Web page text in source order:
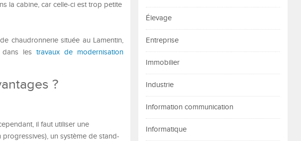
la cabine, car celle-ci est trop petite
chaudronnerie située au Lamentin,
dans lestravaux de modernisation
?
il faut utiliser une
un système de stand-
Élevage
Entreprise
Immobilier
Industrie
Information communication
Informatique